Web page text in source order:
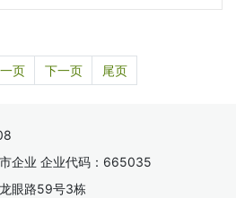
一页 下一页 尾页
企业 企业代码：665035
眼路59号3栋